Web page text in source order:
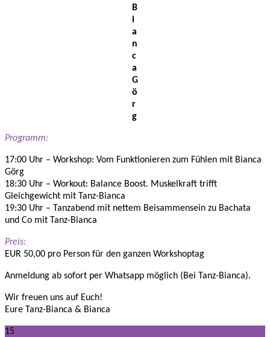
B
i
a
n
c
a
G
ö
r
g
Programm:
17:00 Uhr – Workshop: Vom Funktionieren zum Fühlen mit Bianca
Görg
18:30 Uhr – Workout: Balance Boost. Muskelkraft trifft
Gleichgewicht mit Tanz-Bianca
19:30 Uhr – Tanzabend mit nettem Beisammensein zu Bachata
und Co mit Tanz-Bianca
Preis:
EUR 50,00 pro Person für den ganzen Workshoptag
Anmeldung ab sofort per Whatsapp möglich (Bei Tanz-Bianca).
Wir freuen uns auf Euch!
Eure Tanz-Bianca & Bianca
15